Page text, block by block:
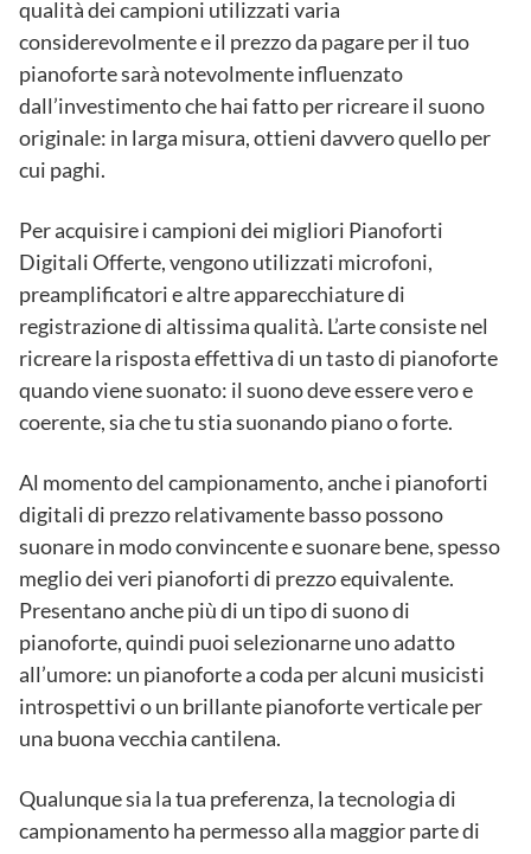
qualità dei campioni utilizzati varia
considerevolmente e il prezzo da pagare per il tuo
pianoforte sarà notevolmente influenzato
dall’investimento che hai fatto per ricreare il suono
originale: in larga misura, ottieni davvero quello per
cui paghi.
Per acquisire i campioni dei migliori Pianoforti
Digitali Offerte, vengono utilizzati microfoni,
preamplificatori e altre apparecchiature di
registrazione di altissima qualità. L’arte consiste nel
ricreare la risposta effettiva di un tasto di pianoforte
quando viene suonato: il suono deve essere vero e
coerente, sia che tu stia suonando piano o forte.
Al momento del campionamento, anche i pianoforti
digitali di prezzo relativamente basso possono
suonare in modo convincente e suonare bene, spesso
meglio dei veri pianoforti di prezzo equivalente.
Presentano anche più di un tipo di suono di
pianoforte, quindi puoi selezionarne uno adatto
all’umore: un pianoforte a coda per alcuni musicisti
introspettivi o un brillante pianoforte verticale per
una buona vecchia cantilena.
Qualunque sia la tua preferenza, la tecnologia di
campionamento ha permesso alla maggior parte di